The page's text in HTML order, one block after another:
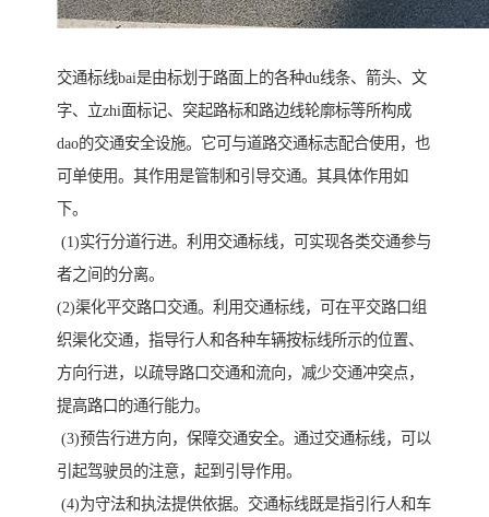
交通标线bai是由标划于路面上的各种du线条、箭头、文
字、立zhi面标记、突起路标和路边线轮廓标等所构成
dao的交通安全设施。它可与道路交通标志配合使用，也
可单使用。其作用是管制和引导交通。其具体作用如
下。
(1)实行分道行进。利用交通标线，可实现各类交通参与
者之间的分离。
(2)渠化平交路口交通。利用交通标线，可在平交路口组
织渠化交通，指导行人和各种车辆按标线所示的位置、
方向行进，以疏导路口交通和流向，减少交通冲突点，
提高路口的通行能力。
(3)预告行进方向，保障交通安全。通过交通标线，可以
引起驾驶员的注意，起到引导作用。
(4)为守法和执法提供依据。交通标线既是指引行人和车